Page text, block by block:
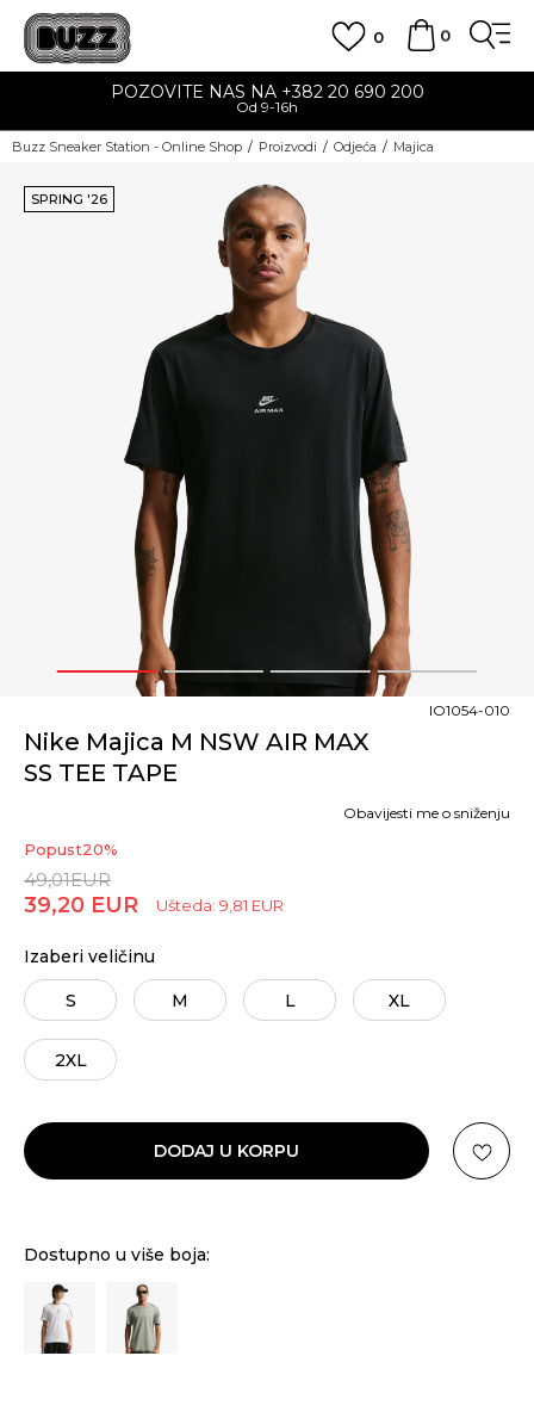
0
0
POZOVITE NAS NA +382 20 690 200
Od 9-16h
Buzz Sneaker Station - Online Shop Proizvodi Odjeća Majica
1 2 3 4
SPRING '26
Nike Majica M NSW AIR MAX
SS TEE TAPE
IO1054-010
Popust20%
49,01EUR
39,20 EUR Ušteda: 9,81 EUR
Obavijesti me o sniženju
Izaberi veličinu
S M L XL
2XL
DODAJ U KORPU
Dostupno u više boja: